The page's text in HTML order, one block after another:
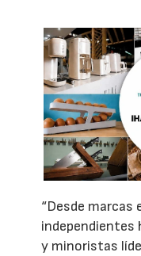
“Desde
independientes
y minoristas